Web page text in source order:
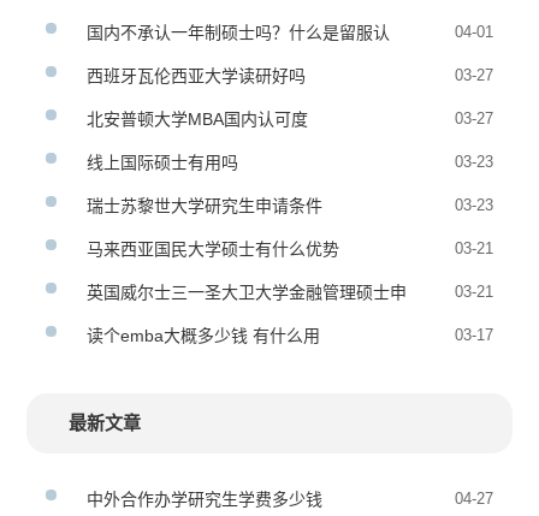
国内不承认一年制硕士吗？什么是留服认
证？
04-01
西班牙瓦伦西亚大学读研好吗 03-27
北安普顿大学MBA国内认可度 03-27
线上国际硕士有用吗 03-23
瑞士苏黎世大学研究生申请条件 03-23
马来西亚国民大学硕士有什么优势 03-21
英国威尔士三一圣大卫大学金融管理硕士申
请条件
03-21
读个emba大概多少钱 有什么用 03-17
最新文章
中外合作办学研究生学费多少钱 04-27